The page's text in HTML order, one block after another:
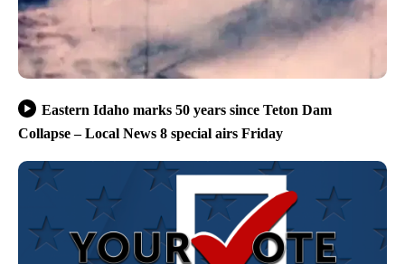
Eastern Idaho marks 50 years since Teton Dam
Collapse – Local News 8 special airs Friday